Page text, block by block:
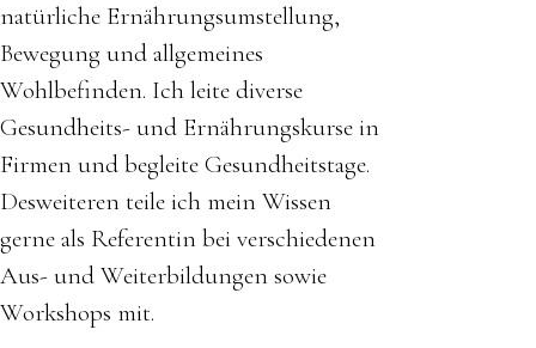
natürliche Ernährungsumstellung,
Bewegung und allgemeines
Wohlbefinden. Ich leite diverse
Gesundheits- und Ernährungskurse in
Firmen und begleite Gesundheitstage.
Desweiteren teile ich mein Wissen
gerne als Referentin bei verschiedenen
Aus- und Weiterbildungen sowie
Workshops mit.